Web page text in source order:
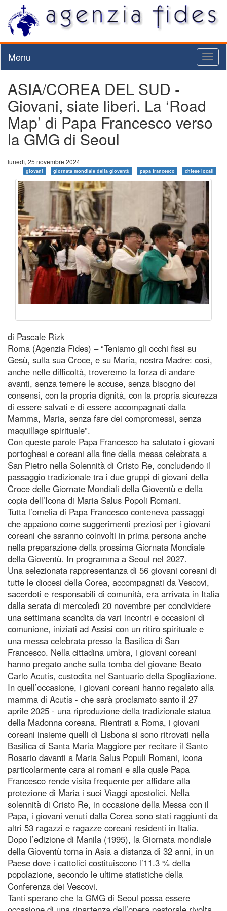
Menu
ASIA/COREA DEL SUD -
Giovani, siate liberi. La ‘Road
Map’ di Papa Francesco verso
la GMG di Seoul
lunedì, 25 novembre 2024
giovani giornata mondiale della gioventù papa francesco chiese locali
di Pascale Rizk
Roma (Agenzia Fides) – “Teniamo gli occhi fissi su
Gesù, sulla sua Croce, e su Maria, nostra Madre: così,
anche nelle difficoltà, troveremo la forza di andare
avanti, senza temere le accuse, senza bisogno dei
consensi, con la propria dignità, con la propria sicurezza
di essere salvati e di essere accompagnati dalla
Mamma, Maria, senza fare dei compromessi, senza
maquillage spirituale”.
Con queste parole Papa Francesco ha salutato i giovani
portoghesi e coreani alla fine della messa celebrata a
San Pietro nella Solennità di Cristo Re, concludendo il
passaggio tradizionale tra i due gruppi di giovani della
Croce delle Giornate Mondiali della Gioventù e della
copia dell’Icona di Maria Salus Popoli Romani.
Tutta l’omelia di Papa Francesco conteneva passaggi
che appaiono come suggerimenti preziosi per i giovani
coreani che saranno coinvolti in prima persona anche
nella preparazione della prossima Giornata Mondiale
della Gioventù. In programma a Seoul nel 2027.
Una selezionata rappresentanza di 56 giovani coreani di
tutte le diocesi della Corea, accompagnati da Vescovi,
sacerdoti e responsabili di comunità, era arrivata in Italia
dalla serata di mercoledì 20 novembre per condividere
una settimana scandita da vari incontri e occasioni di
comunione, iniziati ad Assisi con un ritiro spirituale e
una messa celebrata presso la Basilica di San
Francesco. Nella cittadina umbra, i giovani coreani
hanno pregato anche sulla tomba del giovane Beato
Carlo Acutis, custodita nel Santuario della Spogliazione.
In quell’occasione, i giovani coreani hanno regalato alla
mamma di Acutis - che sarà proclamato santo il 27
aprile 2025 - una riproduzione della tradizionale statua
della Madonna coreana. Rientrati a Roma, i giovani
coreani insieme quelli di Lisbona si sono ritrovati nella
Basilica di Santa Maria Maggiore per recitare il Santo
Rosario davanti a Maria Salus Populi Romani, icona
particolarmente cara ai romani e alla quale Papa
Francesco rende visita frequente per affidare alla
protezione di Maria i suoi Viaggi apostolici. Nella
solennità di Cristo Re, in occasione della Messa con il
Papa, i giovani venuti dalla Corea sono stati raggiunti da
altri 53 ragazzi e ragazze coreani residenti in Italia.
Dopo l’edizione di Manila (1995), la Giornata mondiale
della Gioventù torna in Asia a distanza di 32 anni, in un
Paese dove i cattolici costituiscono l’11.3 % della
popolazione, secondo le ultime statistiche della
Conferenza dei Vescovi.
Tanti sperano che la GMG di Seoul possa essere